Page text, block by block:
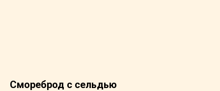
Смореброд с сельдью